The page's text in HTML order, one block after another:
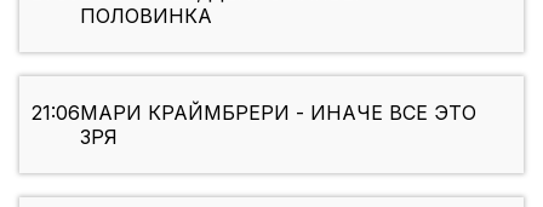
ПОЛОВИНКА
21:06МАРИ КРАЙМБРЕРИ - ИНАЧЕ ВСЕ ЭТО
ЗРЯ